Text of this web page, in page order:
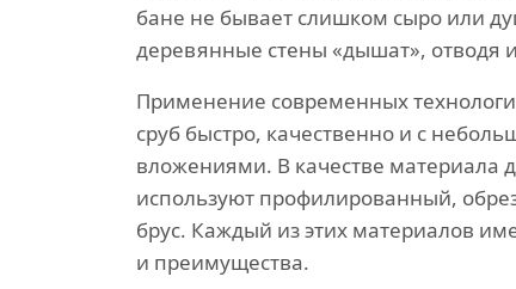
бане не бывает слишком сыро или
деревянные стены «дышат», отводя
Применение современных
сруб быстро, качественно и с
вложениями. В качестве материала
используют профилированный,
брус. Каждый из этих материалов
и преимущества.